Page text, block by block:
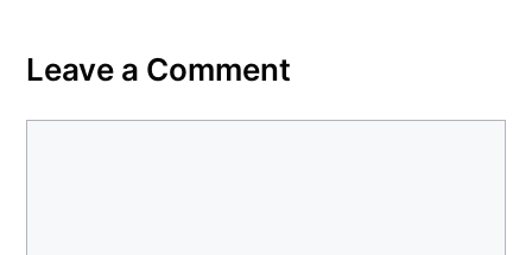
Leave a Comment